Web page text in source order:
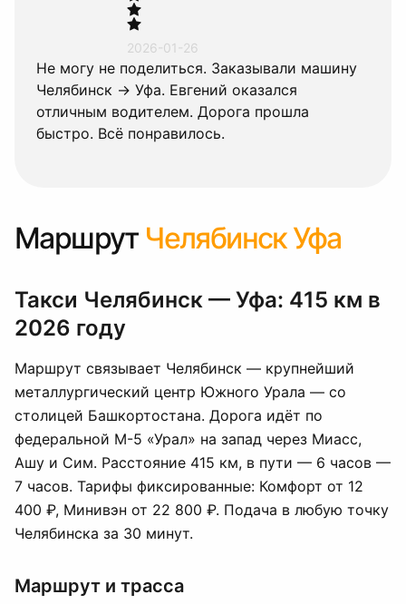
2026-01-26
Не могу не поделиться. Заказывали машину
Челябинск → Уфа. Евгений оказался
отличным водителем. Дорога прошла
быстро. Всё понравилось.
Маршрут Челябинск Уфа
Такси Челябинск — Уфа: 415 км в
2026 году
Маршрут связывает Челябинск — крупнейший
металлургический центр Южного Урала — со
столицей Башкортостана. Дорога идёт по
федеральной М-5 «Урал» на запад через Миасс,
Ашу и Сим. Расстояние 415 км, в пути — 6 часов —
7 часов. Тарифы фиксированные: Комфорт от 12
400 ₽, Минивэн от 22 800 ₽. Подача в любую точку
Челябинска за 30 минут.
Маршрут и трасса